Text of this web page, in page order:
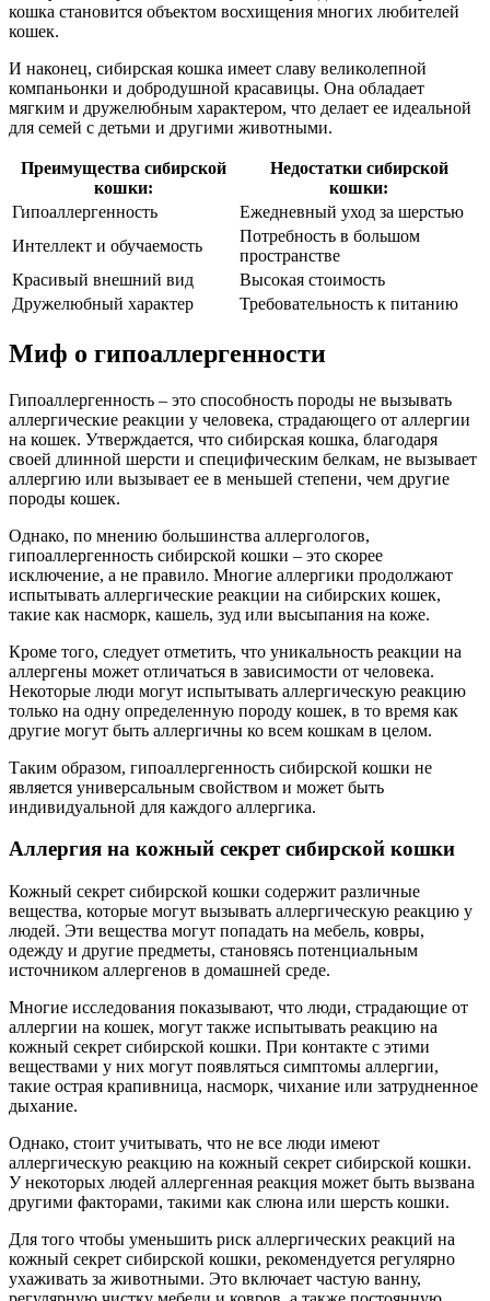
кошка становится объектом восхищения многих любителей
кошек.
И наконец, сибирская кошка имеет славу великолепной
компаньонки и добродушной красавицы. Она обладает
мягким и дружелюбным характером, что делает ее идеальной
для семей с детьми и другими животными.
Преимущества сибирской
кошки:
Недостатки сибирской
кошки:
Гипоаллергенность
Ежедневный уход за шерстью
Интеллект и обучаемость
Потребность в большом
пространстве
Красивый внешний вид
Высокая стоимость
Дружелюбный характер
Требовательность к питанию
Миф о гипоаллергенности
Гипоаллергенность – это способность породы не вызывать
аллергические реакции у человека, страдающего от аллергии
на кошек. Утверждается, что сибирская кошка, благодаря
своей длинной шерсти и специфическим белкам, не вызывает
аллергию или вызывает ее в меньшей степени, чем другие
породы кошек.
Однако, по мнению большинства аллергологов,
гипоаллергенность сибирской кошки – это скорее
исключение, а не правило. Многие аллергики продолжают
испытывать аллергические реакции на сибирских кошек,
такие как насморк, кашель, зуд или высыпания на коже.
Кроме того, следует отметить, что уникальность реакции на
аллергены может отличаться в зависимости от человека.
Некоторые люди могут испытывать аллергическую реакцию
только на одну определенную породу кошек, в то время как
другие могут быть аллергичны ко всем кошкам в целом.
Таким образом, гипоаллергенность сибирской кошки не
является универсальным свойством и может быть
индивидуальной для каждого аллергика.
Аллергия на кожный секрет сибирской кошки
Кожный секрет сибирской кошки содержит различные
вещества, которые могут вызывать аллергическую реакцию у
людей. Эти вещества могут попадать на мебель, ковры,
одежду и другие предметы, становясь потенциальным
источником аллергенов в домашней среде.
Многие исследования показывают, что люди, страдающие от
аллергии на кошек, могут также испытывать реакцию на
кожный секрет сибирской кошки. При контакте с этими
веществами у них могут появляться симптомы аллергии,
такие острая крапивница, насморк, чихание или затрудненное
дыхание.
Однако, стоит учитывать, что не все люди имеют
аллергическую реакцию на кожный секрет сибирской кошки.
У некоторых людей аллергенная реакция может быть вызвана
другими факторами, такими как слюна или шерсть кошки.
Для того чтобы уменьшить риск аллергических реакций на
кожный секрет сибирской кошки, рекомендуется регулярно
ухаживать за животными. Это включает частую ванну,